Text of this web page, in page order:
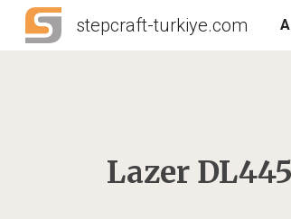
stepcraft-turkiye.com
Lazer